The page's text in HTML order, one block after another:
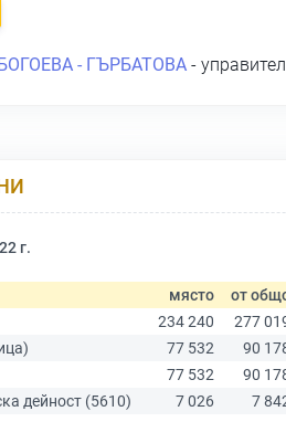
- ГЪРБАТОВА - управител
г.
място от
234 240 277
77 532 90
77 532 90
дейност (5610)
7 026 7